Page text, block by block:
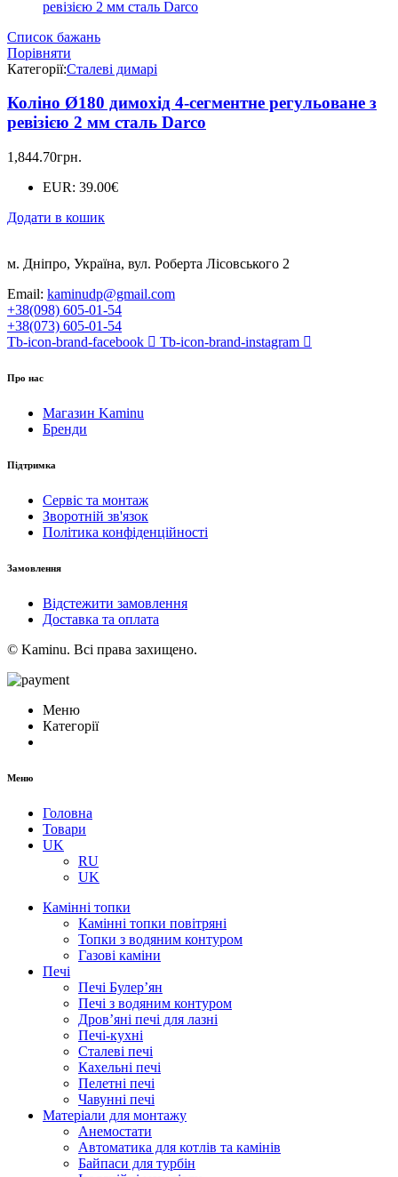
Список бажань
Порівняти
Категорії:Сталеві димарі
Коліно Ø180 димохід 4-сегментне регульоване з
ревізією 2 мм сталь Darco
1,844.70грн.
EUR: 39.00€
Додати в кошик
м. Дніпро, Україна, вул. Роберта Лісовського 2
Email: kaminudp@gmail.com
+38(098) 605-01-54
+38(073) 605-01-54
Tb-icon-brand-facebook
Tb-icon-brand-instagram
Про нас
Магазин Kaminu
Бренди
Підтримка
Сервіс та монтаж
Зворотній зв'язок
Політика конфіденційності
Замовлення
Відстежити замовлення
Доставка та оплата
© Kaminu. Всі права захищено.
Меню
Категорії
Меню
Головна
Товари
UK
RU
UK
Камінні топки
Камінні топки повітряні
Топки з водяним контуром
Газові каміни
Печі
Печі Булер’ян
Печі з водяним контуром
Дров’яні печі для лазні
Печі-кухні
Сталеві печі
Кахельні печі
Пелетні печі
Чавунні печі
Матеріали для монтажу
Анемостати
Автоматика для котлів та камінів
Байпаси для турбін